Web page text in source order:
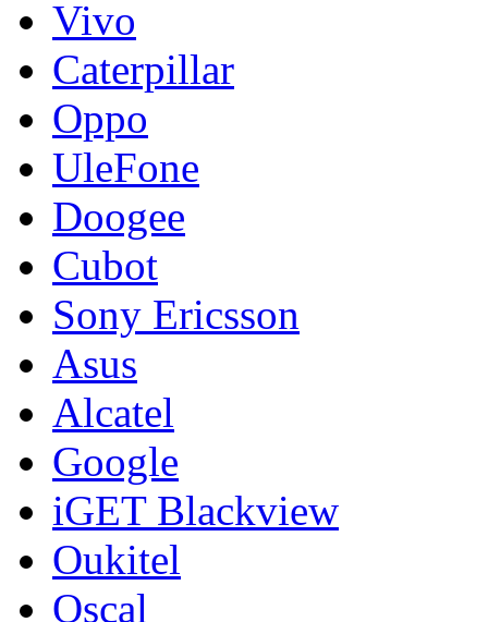
Vivo
Caterpillar
Oppo
UleFone
Doogee
Cubot
Sony Ericsson
Asus
Alcatel
Google
iGET Blackview
Oukitel
Oscal